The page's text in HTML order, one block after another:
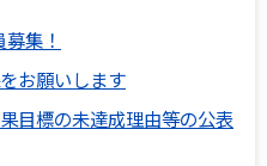
集！
お願いします
目標の未達成理由等の公表